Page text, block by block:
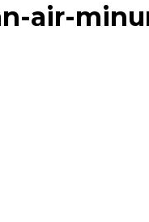
air-